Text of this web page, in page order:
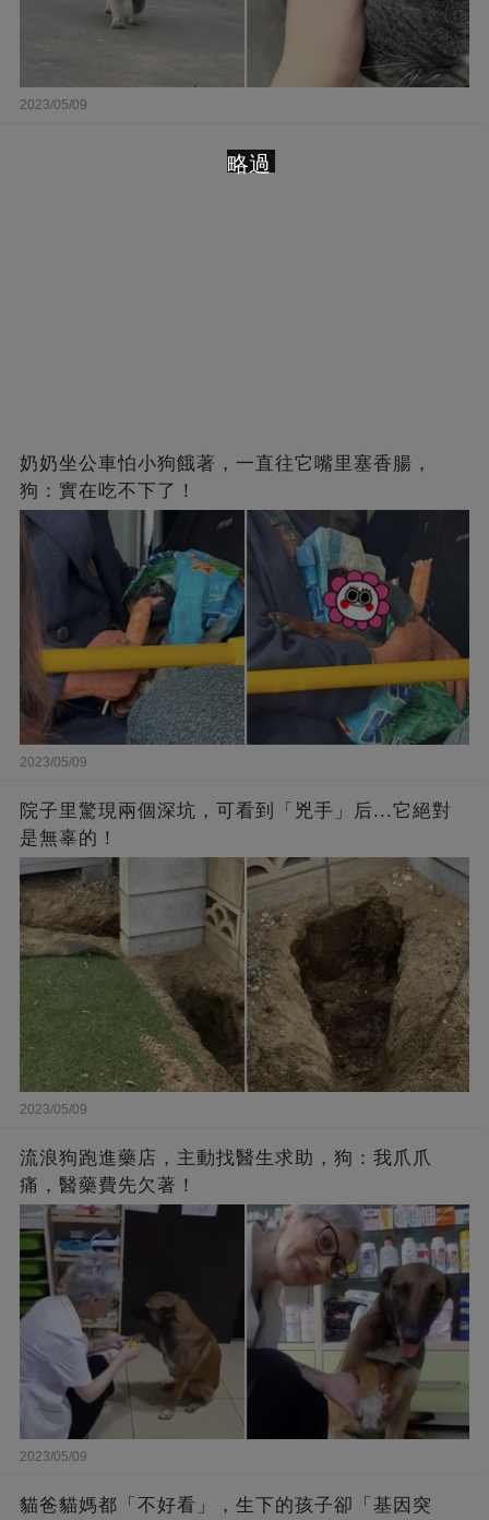
2023/05/09
奶奶坐公車怕小狗餓著，一直往它嘴里塞香腸，
狗：實在吃不下了！
2023/05/09
院子里驚現兩個深坑，可看到「兇手」后...它絕對
是無辜的！
2023/05/09
流浪狗跑進藥店，主動找醫生求助，狗：我爪爪
痛，醫藥費先欠著！
2023/05/09
貓爸貓媽都「不好看」，生下的孩子卻「基因突
略過